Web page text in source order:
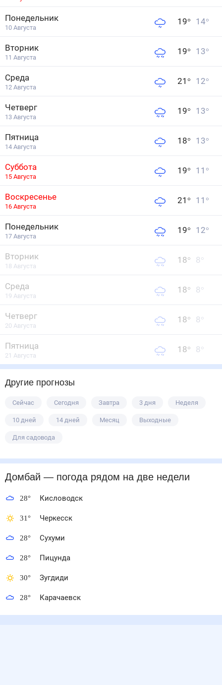
Понедельник
10 Августа
19° 14°
Вторник
11 Августа
19° 13°
Среда
12 Августа
21 ° 12°
Четверг
13 Августа
19° 13°
Пятница
14 Августа
18° 13°
Суббота
15 Августа
19° 11 °
Воскресенье
16 Августа
21 ° 11 °
Понедельник
17 Августа
19° 12°
Вторник
18 Августа
18° 8°
Среда
19 Августа
18° 8°
Четверг
20 Августа
18° 8°
Пятница
21 Августа
18° 8°
Другие прогнозы
Сейчас Сегодня Завтра 3 дня Неделя
10 дней 14 дней Месяц Выходные
Для садовода
Домбай — погода рядом на две недели
28° Кисловодск
31° Черкесск
28° Сухуми
28° Пицунда
30° Зугдиди
28° Карачаевск